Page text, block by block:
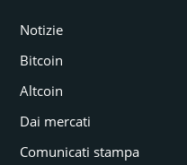
Notizie
Bitcoin
Altcoin
Dai mercati
Comunicati stampa